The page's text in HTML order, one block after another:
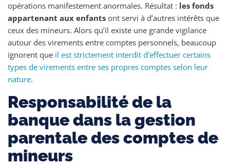
opérations manifestement anormales. Résultat : les fonds
appartenant aux enfants ont servi à d’autres intérêts que
ceux des mineurs. Alors qu’il existe une grande vigilance
autour des virements entre comptes personnels, beaucoup
ignorent que il est strictement interdit d’effectuer certains
types de virements entre ses propres comptes selon leur
nature.
Responsabilité de la
banque dans la gestion
parentale des comptes de
mineurs